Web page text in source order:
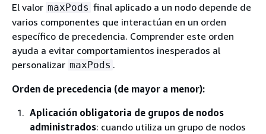
El valor maxPods final aplicado a un nodo depende de
varios componentes que interactúan en un orden
específico de precedencia. Comprender este orden
ayuda a evitar comportamientos inesperados al
personalizar maxPods .
Orden de precedencia (de mayor a menor):
Aplicación obligatoria de grupos de nodos
administrados: cuando utiliza un grupo de nodos